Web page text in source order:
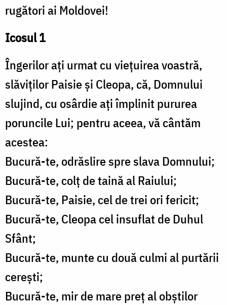
rugători ai Moldovei!
Icosul 1
Îngerilor ați urmat cu viețuirea voastră,
slăviților Paisie și Cleopa, că, Domnului
slujind, cu osârdie ați împlinit pururea
poruncile Lui; pentru aceea, vă cântăm
acestea:
Bucură-te, odrăslire spre slava Domnului;
Bucură-te, colț de taină al Raiului;
Bucură-te, Paisie, cel de trei ori fericit;
Bucură-te, Cleopa cel insuflat de Duhul
Sfânt;
Bucură-te, munte cu două culmi al purtării
cerești;
Bucură-te, mir de mare preț al obștilor